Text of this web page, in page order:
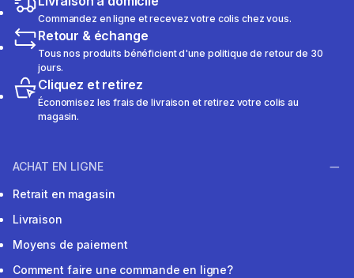
Commandez en ligne et recevez votre colis chez vous.
Retour & échange
Tous nos produits bénéficient d'une politique de retour de 30
jours.
Cliquez et retirez
Économisez les frais de livraison et retirez votre colis au
magasin.
ACHAT EN LIGNE
Retrait en magasin
Livraison
Moyens de paiement
Comment faire une commande en ligne?